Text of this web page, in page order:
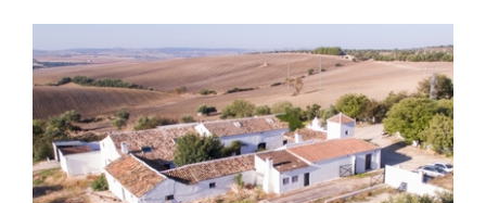
Bornos
El Frente Popular. Ubrique, febrero-julio 1936
Juntar las letras. La alfabetización en el campo: del
afán de saber a la autogestión